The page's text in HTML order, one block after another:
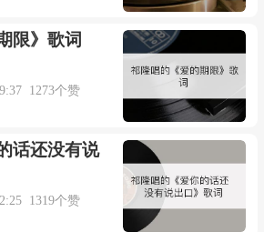
德国战车)
：
PAULLANDERS/
限》歌词
1273个赞
话还没有说
1319个赞